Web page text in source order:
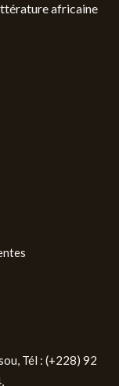
africaine
Tél : (+228) 92